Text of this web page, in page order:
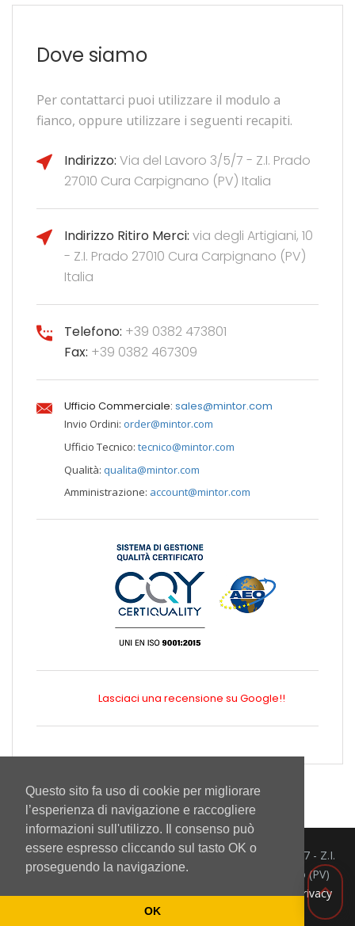
Questo sito fa uso di cookie per migliorare
l’esperienza di navigazione e raccogliere
informazioni sull'utilizzo. Il consenso può
essere espresso cliccando sul tasto OK o
proseguendo la navigazione.
OK
Dove siamo
Per contattarci puoi utilizzare il modulo a
fianco, oppure utilizzare i seguenti recapiti.
Indirizzo: Via del Lavoro 3/5/7 - Z.I. Prado
27010 Cura Carpignano (PV) Italia
Indirizzo Ritiro Merci: via degli Artigiani, 10
- Z.I. Prado 27010 Cura Carpignano (PV)
Italia
Telefono: +39 0382 473801
Fax: +39 0382 467309
Ufficio Commerciale: sales@mintor.com
Invio Ordini: order@mintor.com
Ufficio Tecnico: tecnico@mintor.com
Qualità: qualita@mintor.com
Amministrazione: account@mintor.com
Lasciaci una recensione su Google!!
info@mintor.com
Mintor Srl - Via del Lavoro 3/5/7 - Z.I.
Prado 27010 Cura Carpignano (PV)
Italia P.IVA IT 01164240184.Privacy